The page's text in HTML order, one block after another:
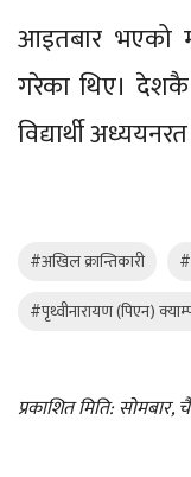
आइतबार भएको
गरेका थिए।
विद्यार्थी
#अखिल क्रान्तिकारी
#पृथ्वीनारायण (पिएन)
प्रकाशित मिति: सोमबार,